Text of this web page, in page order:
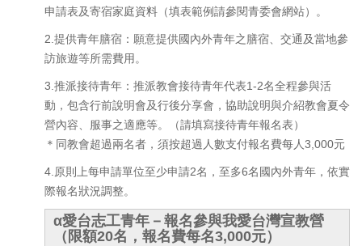
申請表及寄宿家庭資料（填表範例請參閱青委會網站）。
2.提供青年膳宿：願意提供國內外青年之膳宿、交通及當地參
訪旅遊等所需費用。
3.推派接待青年：推派教會接待青年代表1-2名全程參與活
動，包含行前說明會及行後分享會，協助說明與介紹教會夏令
營內容、服事之適應等。（請填寫接待青年報名表）
＊同教會超過兩名者，須按超過人數支付報名費每人3,000元
4.原則上每申請單位至少申請2名，至多6名國內外青年，依實
際報名狀況調整。
α愛台志工青年－報名參與我愛台灣宣教營
（限額20名，報名費每名3,000元）